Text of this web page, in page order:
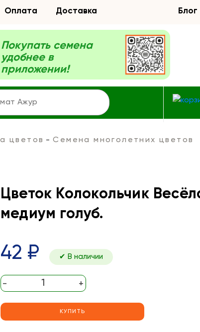
Оплата Доставка Блог
Покупать семена
удобнее в
приложении!
цветов
Семена многолетних цветов
Цветок Колокольчик
медиум голуб.
42 ₽ ✔ В наличии
- +
КУПИТЬ